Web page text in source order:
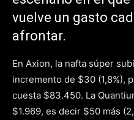
vuelve un gasto
afrontar.
En Axion, la nafta súper
incremento de $30 (1,8%),
cuesta $83.450. La
$1.969, es decir $50 más